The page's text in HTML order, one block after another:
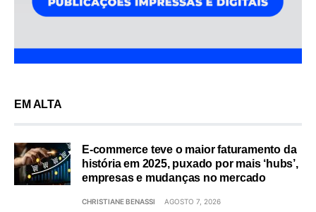
EM ALTA
E-commerce teve o maior faturamento da
história em 2025, puxado por mais ‘hubs’,
empresas e mudanças no mercado
CHRISTIANE BENASSI AGOSTO 7, 2026